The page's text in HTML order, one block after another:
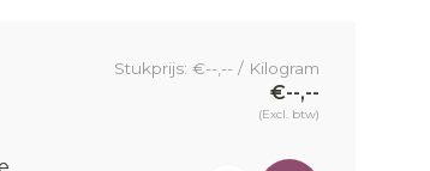
Stukprijs: €--,-- / Kilogram
€--,--
(Excl. btw)